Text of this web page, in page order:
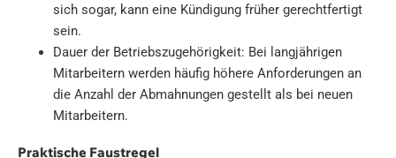
sich sogar, kann eine Kündigung früher gerechtfertigt
sein.
Dauer der Betriebszugehörigkeit: Bei langjährigen
Mitarbeitern werden häufig höhere Anforderungen an
die Anzahl der Abmahnungen gestellt als bei neuen
Mitarbeitern.
Praktische Faustregel